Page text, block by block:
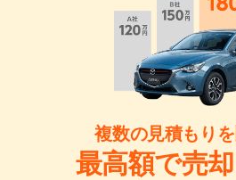
複数の見積もり
最高額で売